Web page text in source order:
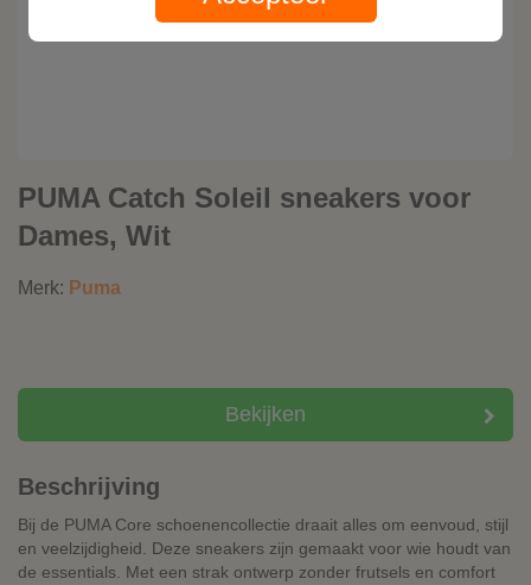
PUMA Catch Soleil sneakers voor
Dames, Wit
Merk: Puma
Bekijken
Beschrijving
Bij de PUMA Core schoenencollectie draait alles om eenvoud, stijl
en veelzijdigheid. Deze sneakers zijn gemaakt voor wie houdt van
de essentials. Met een strak ontwerp zonder frutsels en comfort